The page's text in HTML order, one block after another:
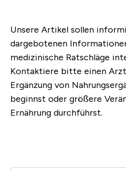
Unsere Artikel sollen
dargebotenen
medizinische Ratschläge
Kontaktiere bitte einen
Ergänzung von
beginnst oder größere
Ernährung durchführst.